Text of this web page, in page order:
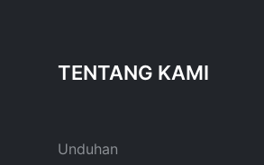
Unduhan